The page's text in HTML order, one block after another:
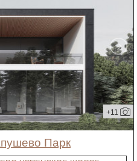
+11
Парк